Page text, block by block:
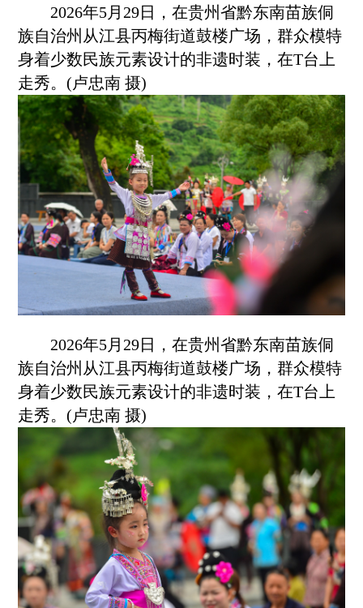
2026年5月29日，在贵州省黔东南苗族侗
族自治州从江县丙梅街道鼓楼广场，群众模特
身着少数民族元素设计的非遗时装，在T台上
走秀。(卢忠南 摄)
2026年5月29日，在贵州省黔东南苗族侗
族自治州从江县丙梅街道鼓楼广场，群众模特
身着少数民族元素设计的非遗时装，在T台上
走秀。(卢忠南 摄)